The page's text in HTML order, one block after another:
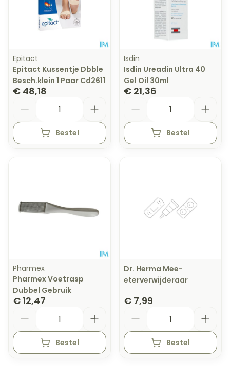
Epitact
Epitact Kussentje Dbble
Besch.klein 1 Paar Cd2611
€ 48,18
Bestel
Isdin
Isdin Ureadin Ultra 40
Gel Oil 30ml
€ 21,36
Bestel
Pharmex
Pharmex Voetrasp
Dubbel Gebruik
€ 12,47
Bestel
Dr. Herma Mee-
eterverwijderaar
€ 7,99
Bestel